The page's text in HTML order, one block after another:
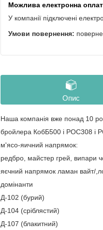
У компанії підключені
Опис
Наша компанія вже понад 10
бройлера КобБ500 і РОС308 і
м'ясо-яичний напрямок:
редбро, майстер грей, випари
яєчний напрямок ламан вайт/
домінанти
Д-102 (бурий)
Д-104 (сріблястий)
Д-107 (блакитний)